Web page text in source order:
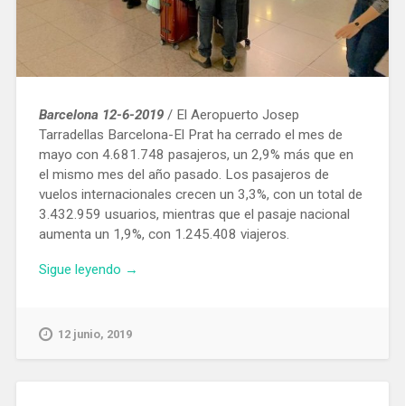
Barcelona 12-6-2019/ El Aeropuerto Josep
Tarradellas Barcelona-El Prat ha cerrado el mes de
mayo con 4.681.748 pasajeros, un 2,9% más que en
el mismo mes del año pasado. Los pasajeros de
vuelos internacionales crecen un 3,3%, con un total de
3.432.959 usuarios, mientras que el pasaje nacional
aumenta un 1,9%, con 1.245.408 viajeros.
Sigue leyendo «El
Barcelona
→
12 junio, 2019